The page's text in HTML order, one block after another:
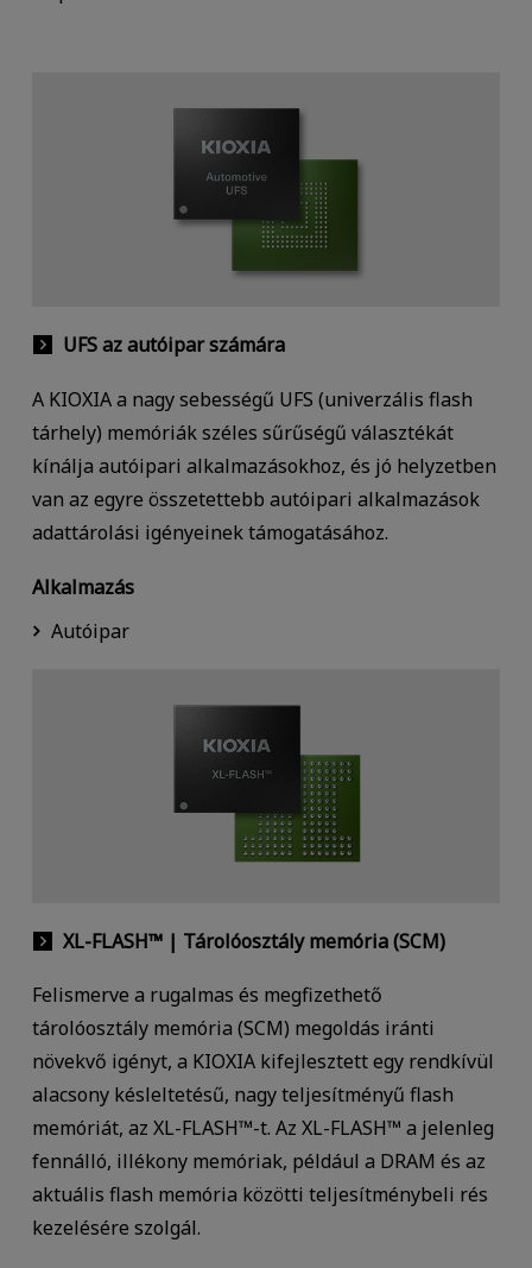
UFS az autóipar számára
A KIOXIA a nagy sebességű UFS (univerzális flash
tárhely) memóriák széles sűrűségű választékát
kínálja autóipari alkalmazásokhoz, és jó helyzetben
van az egyre összetettebb autóipari alkalmazások
adattárolási igényeinek támogatásához.
Alkalmazás
Autóipar
XL-FLASH™ | Tárolóosztály memória (SCM)
Felismerve a rugalmas és megfizethető
tárolóosztály memória (SCM) megoldás iránti
növekvő igényt, a KIOXIA kifejlesztett egy rendkívül
alacsony késleltetésű, nagy teljesítményű flash
memóriát, az XL-FLASH™-t. Az XL-FLASH™ a jelenleg
fennálló, illékony memóriak, például a DRAM és az
aktuális flash memória közötti teljesítménybeli rés
kezelésére szolgál.